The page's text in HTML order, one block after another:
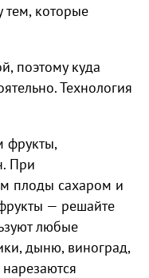
тем, которые
поэтому куда
Технология
фрукты,
При
плоды сахаром и
— решайте
любые
дыню, виноград,